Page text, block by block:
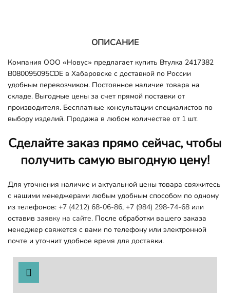
ОПИСАНИЕ
Компания ООО «Новус» предлагает купить Втулка 2417382
B080095095CDE в Хабаровске с доставкой по России
удобным перевозчиком. Постоянное наличие товара на
складе. Выгодные цены за счет прямой поставки от
производителя. Бесплатные консультации специалистов по
выбору изделий. Продажа в любом количестве от 1 шт.
Сделайте заказ прямо сейчас, чтобы
получить самую выгодную цену!
Для уточнения наличие и актуальной цены товара свяжитесь
с нашими менеджерами любым удобным способом по одному
из телефонов: +7 (4212) 68-06-86, +7 (984) 298-74-68 или
оставив заявку на сайте. После обработки вашего заказа
менеджер свяжется с вами по телефону или электронной
почте и уточнит удобное время для доставки.